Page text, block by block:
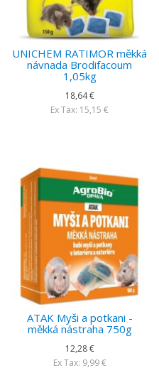
UNICHEM RATIMOR měkká
návnada Brodifacoum
1,05kg
18,64 €
Ex Tax: 15,15 €
ATAK Myši a potkani -
měkká nástraha 750g
12,28 €
Ex Tax: 9,99 €